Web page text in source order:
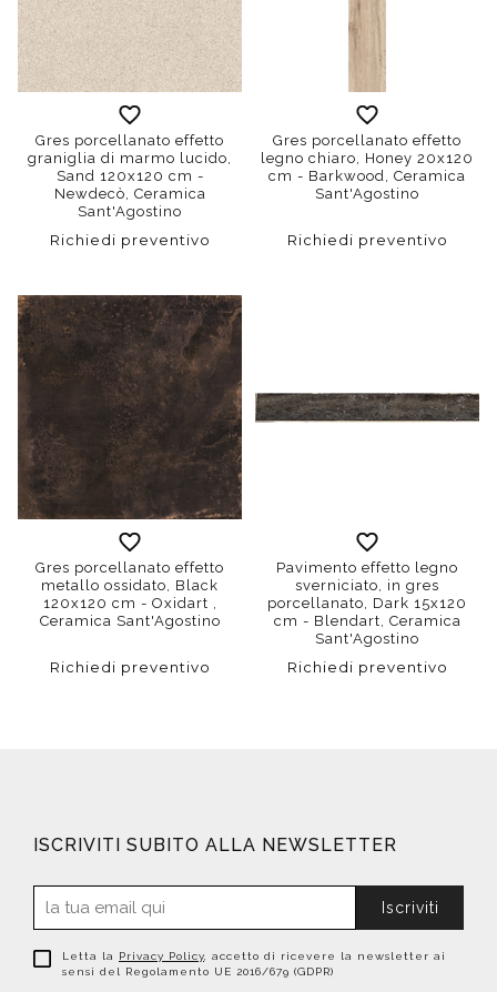
Gres porcellanato effetto
graniglia di marmo lucido,
Sand 120x120 cm -
Newdecò, Ceramica
Sant'Agostino
Richiedi preventivo
Gres porcellanato effetto
legno chiaro, Honey 20x120
cm - Barkwood, Ceramica
Sant'Agostino
Richiedi preventivo
Gres porcellanato effetto
metallo ossidato, Black
120x120 cm - Oxidart ,
Ceramica Sant'Agostino
Richiedi preventivo
Pavimento effetto legno
sverniciato, in gres
porcellanato, Dark 15x120
cm - Blendart, Ceramica
Sant'Agostino
Richiedi preventivo
ISCRIVITI SUBITO ALLA NEWSLETTER
Iscriviti
Letta la Privacy Policy , accetto di ricevere la newsletter ai
sensi del Regolamento UE 2016/679 (GDPR)